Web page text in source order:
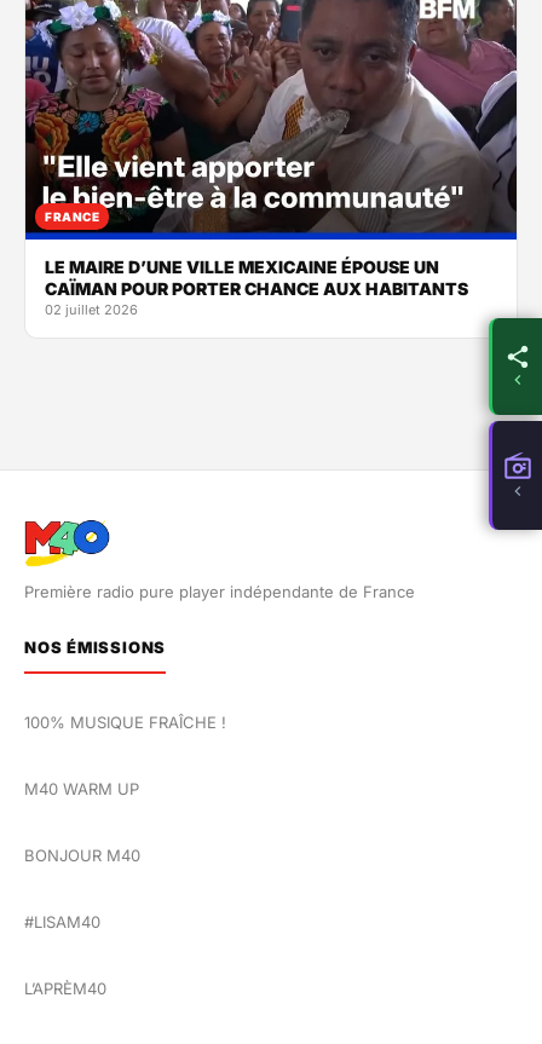
FRANCE
LE MAIRE D’UNE VILLE MEXICAINE ÉPOUSE UN
CAÏMAN POUR PORTER CHANCE AUX HABITANTS
02 juillet 2026
Première radio pure player indépendante de France
NOS ÉMISSIONS
100% MUSIQUE FRAÎCHE !
M40 WARM UP
BONJOUR M40
#LISAM40
L’APRÈM40